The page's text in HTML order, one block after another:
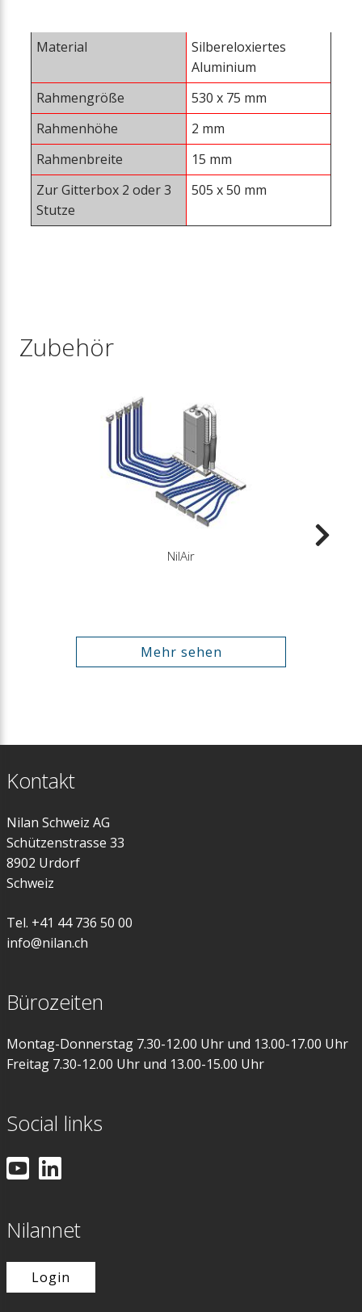
Material
Silbereloxiertes
Aluminium
Rahmengröße
530 x 75 mm
Rahmenhöhe
2 mm
Rahmenbreite
15 mm
Zur Gitterbox 2 oder 3
Stutze
505 x 50 mm
Zubehör
NilAir
Mehr sehen
Kontakt
Nilan Schweiz AG
Schützenstrasse 33
8902 Urdorf
Schweiz
Tel. +41 44 736 50 00
info@nilan.ch
Bürozeiten
Montag-Donnerstag 7.30-12.00 Uhr und 13.00-17.00 Uhr
Freitag 7.30-12.00 Uhr und 13.00-15.00 Uhr
Social links
Nilannet
Login